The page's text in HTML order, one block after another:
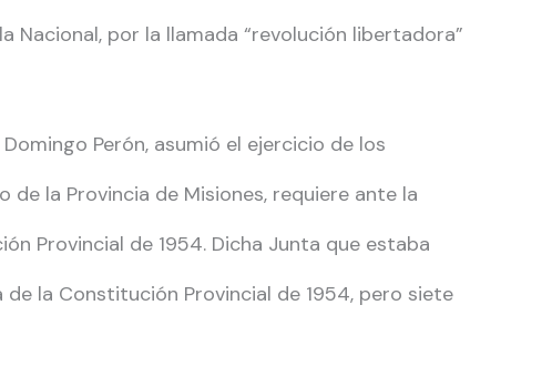
por la llamada “revolución libertadora”
Perón, asumió el ejercicio de los
de la Provincia de Misiones, requiere ante la
Provincial de 1954. Dicha Junta que estaba
la Constitución Provincial de 1954, pero siete